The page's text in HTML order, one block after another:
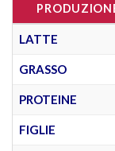
LATTE
GRASSO
PROTEINE
FIGLIE